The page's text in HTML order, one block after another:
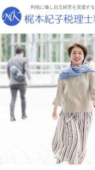
利他に徹し自立経営を支援する